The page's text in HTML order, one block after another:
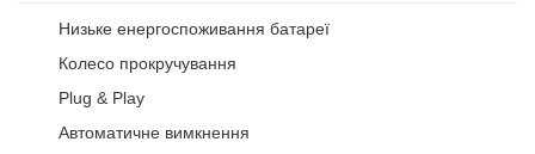
Низьке енергоспоживання батареї
Колесо прокручування
Plug & Play
Автоматичне вимкнення